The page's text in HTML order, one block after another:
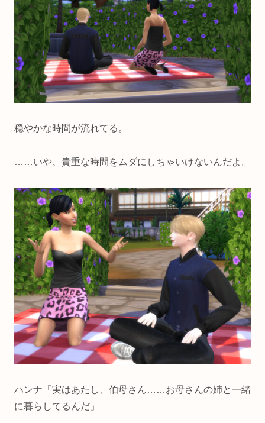
穏やかな時間が流れてる。
……いや、貴重な時間をムダにしちゃいけないんだよ。
ハンナ「実はあたし、伯母さん……お母さんの姉と一緒
に暮らしてるんだ」